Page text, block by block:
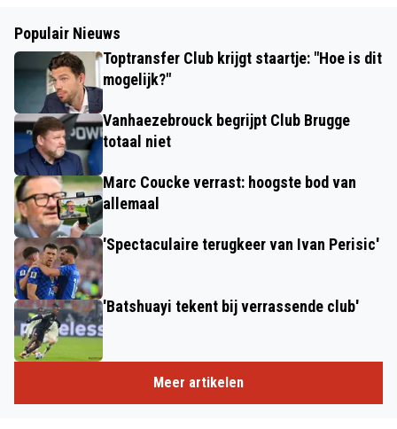
Populair Nieuws
Toptransfer Club krijgt staartje: "Hoe is dit
mogelijk?"
Vanhaezebrouck begrijpt Club Brugge
totaal niet
Marc Coucke verrast: hoogste bod van
allemaal
'Spectaculaire terugkeer van Ivan Perisic'
'Batshuayi tekent bij verrassende club'
Meer artikelen